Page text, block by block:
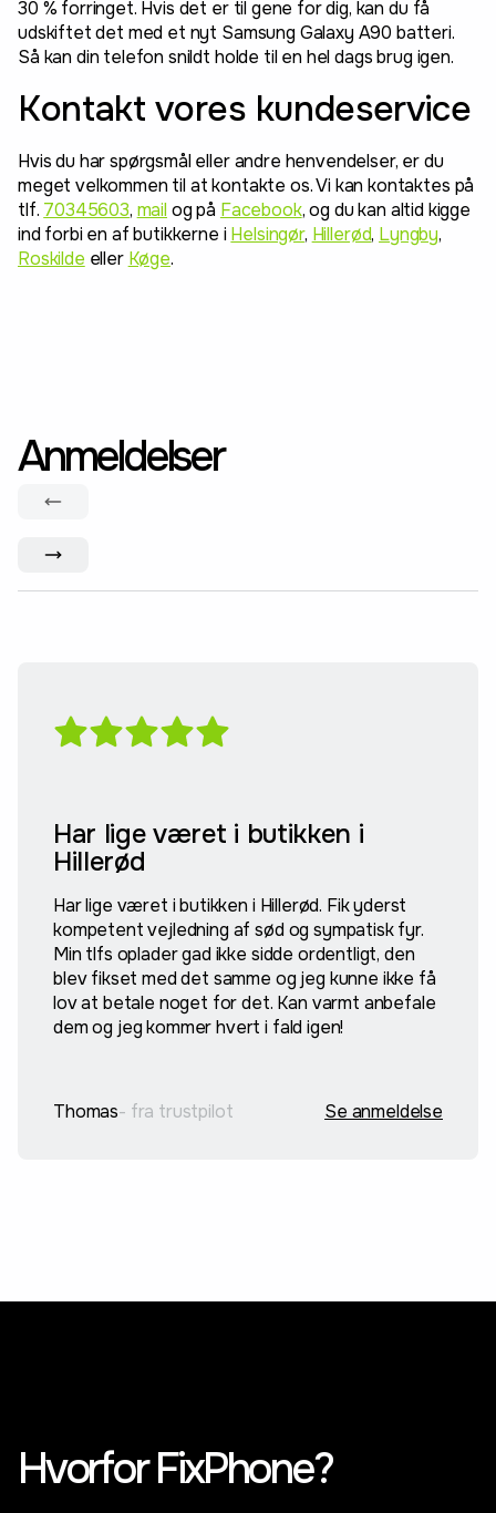
30 % forringet. Hvis det er til gene for dig, kan du få
udskiftet det med et nyt Samsung Galaxy A90 batteri.
Så kan din telefon snildt holde til en hel dags brug igen.
Kontakt vores kundeservice
Hvis du har spørgsmål eller andre henvendelser, er du
meget velkommen til at kontakte os. Vi kan kontaktes på
tlf. 70345603, mail og på Facebook, og du kan altid kigge
ind forbi en af butikkerne iHelsingør, Hillerød, Lyngby,
Roskilde eller Køge.
Anmeldelser
Har lige været i butikken i
Hillerød
Har lige været i butikken i Hillerød. Fik yderst
kompetent vejledning af sød og sympatisk fyr.
Min tlfs oplader gad ikke sidde ordentligt, den
blev fikset med det samme og jeg kunne ikke få
lov at betale noget for det. Kan varmt anbefale
dem og jeg kommer hvert i fald igen!
Thomas- fra trustpilot Se anmeldelse
Hvorfor FixPhone?